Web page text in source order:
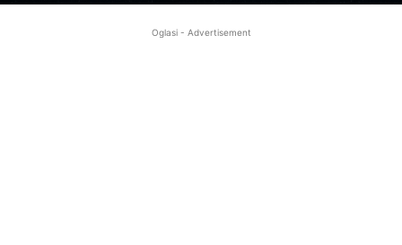
Oglasi - Advertisement